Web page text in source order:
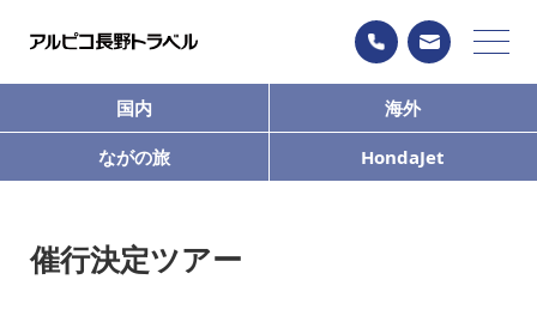
国内 海外
ながの旅 HondaJet
催行決定ツアー